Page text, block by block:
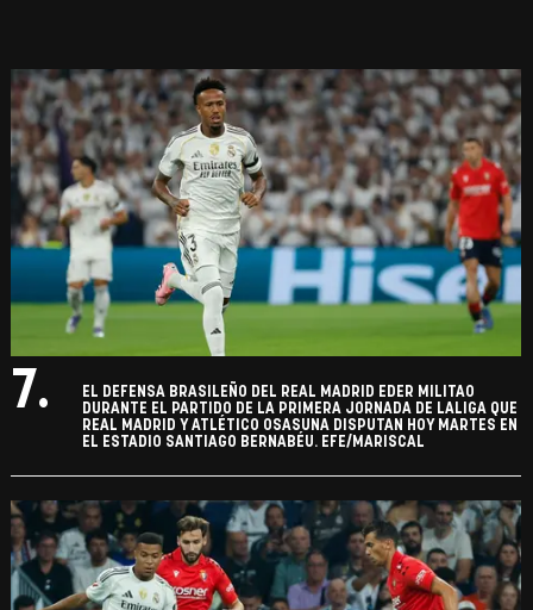
7.
EL DEFENSA BRASILEÑO DEL REAL MADRID EDER MILITAO
DURANTE EL PARTIDO DE LA PRIMERA JORNADA DE LALIGA QUE
REAL MADRID Y ATLÉTICO OSASUNA DISPUTAN HOY MARTES EN
EL ESTADIO SANTIAGO BERNABÉU. EFE/MARISCAL